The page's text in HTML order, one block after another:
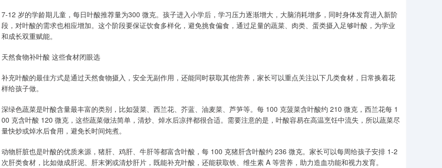
7-12 岁的学龄期儿童，每日叶酸推荐量为300 微克。孩子进入小学后，学习压力逐渐增大，大脑消耗增多，同时身体发育进入新阶
段，对叶酸的需求也相应增加。这个阶段要保证饮食多样化，避免挑食偏食，通过足量的蔬菜、肉类、蛋类摄入足够叶酸，为学业
和成长双重赋能。
天然食物补叶酸 这些食材闭眼选
补充叶酸的最佳方式是通过天然食物摄入，安全无副作用，还能同时获取其他营养，家长可以重点关注以下几类食材，日常换着花
样给孩子做。
深绿色蔬菜是叶酸含量最丰富的类别，比如菠菜、西兰花、芥蓝、油麦菜、芦笋等。每 100 克菠菜含叶酸约 210 微克，西兰花每 1
00 克含叶酸 120 微克，这些蔬菜做法简单，清炒、焯水后凉拌都很合适。需要注意的是，叶酸容易在高温烹饪中流失，所以蔬菜尽
量快炒或焯水后食用，避免长时间炖煮。
动物肝脏也是叶酸的优质来源，猪肝、鸡肝、牛肝等都富含叶酸，每 100 克猪肝含叶酸约 236 微克。家长可以每周给孩子安排 1-2
次肝类食材，比如做成肝泥、肝末粥或清炒肝片，既能补充叶酸，还能获取铁、维生素 A 等营养，助力造血功能和视力发育。